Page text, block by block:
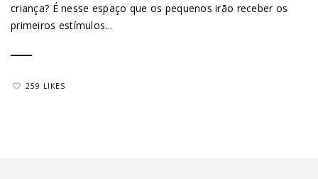
criança? É nesse espaço que os pequenos irão receber os
primeiros estímulos...
259 LIKES